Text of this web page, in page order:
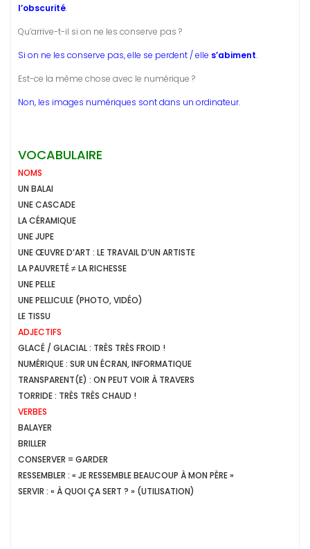
l’obscurité.
Qu’arrive-t-il si on ne les conserve pas ?
Si on ne les conserve pas, elle se perdent / elle s’abiment.
Est-ce la même chose avec le numérique ?
Non, les images numériques sont dans un ordinateur.
VOCABULAIRE
NOMS
UN BALAI
UNE CASCADE
LA CÉRAMIQUE
UNE JUPE
UNE ŒUVRE D’ART : LE TRAVAIL D’UN ARTISTE
LA PAUVRETÉ≠LA RICHESSE
UNE PELLE
UNE PELLICULE (PHOTO, VIDÉO)
LE TISSU
ADJECTIFS
GLACÉ / GLACIAL : TRÈS TRÈS FROID !
NUMÉRIQUE : SUR UN ÉCRAN, INFORMATIQUE
TRANSPARENT(E) : ON PEUT VOIR À TRAVERS
TORRIDE : TRÈS TRÈS CHAUD !
VERBES
BALAYER
BRILLER
CONSERVER = GARDER
RESSEMBLER : « JE RESSEMBLE BEAUCOUP À MON PÈRE »
SERVIR : « À QUOI ÇA SERT ? » (UTILISATION)